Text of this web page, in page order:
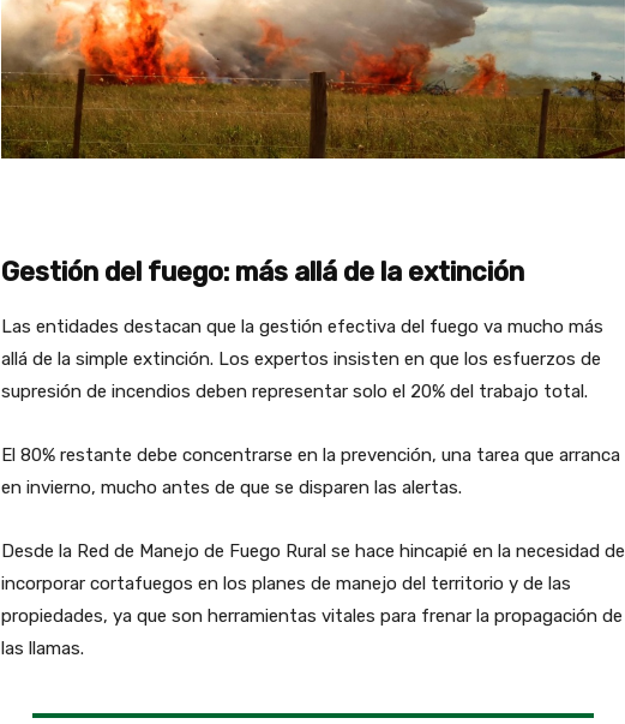
Gestión del fuego: más allá de la extinción
Las entidades destacan que la gestión efectiva del fuego va mucho más
allá de la simple extinción. Los expertos insisten en que los esfuerzos de
supresión de incendios deben representar solo el 20% del trabajo total.
El 80% restante debe concentrarse en la prevención, una tarea que arranca
en invierno, mucho antes de que se disparen las alertas.
Desde la Red de Manejo de Fuego Rural se hace hincapié en la necesidad de
incorporar cortafuegos en los planes de manejo del territorio y de las
propiedades, ya que son herramientas vitales para frenar la propagación de
las llamas.